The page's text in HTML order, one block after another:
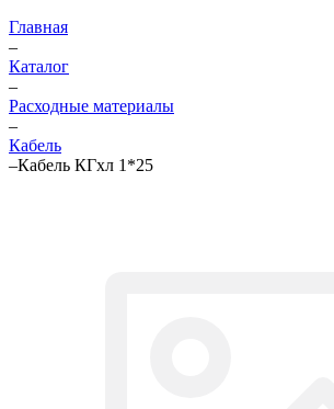
Главная
–
Каталог
–
Расходные материалы
–
Кабель
–Кабель КГхл 1*25